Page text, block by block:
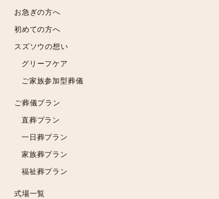
2024年4月
2024年2月
2024年1月
2023年12月
2023年10月
2023年9月
2023年6月
2023年5月
2023年4月
2023年2月
お急ぎの方へ
初めての方へ
スズソウの想い
グリーフケア
ご家族参加型葬儀
ご葬儀プラン
直葬プラン
一日葬プラン
家族葬プラン
福祉葬プラン
式場一覧